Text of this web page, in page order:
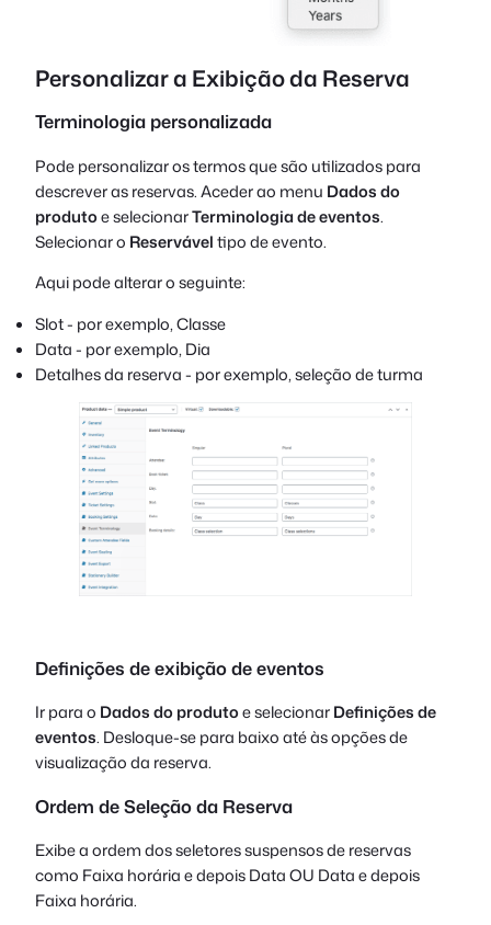
Personalizar a Exibição da Reserva
Terminologia personalizada
Pode personalizar os termos que são utilizados para
descrever as reservas. Aceder ao menu Dados do
produtoe selecionarTerminologia de eventos.
Selecionar o Reserváveltipo de evento.
Aqui pode alterar o seguinte:
Slot - por exemplo, Classe
Data - por exemplo, Dia
Detalhes da reserva - por exemplo, seleção de turma
Definições de exibição de eventos
Ir para o Dados do produtoe selecionarDefinições de
eventos. Desloque-se para baixo até às opções de
visualização da reserva.
Ordem de Seleção da Reserva
Exibe a ordem dos seletores suspensos de reservas
como Faixa horária e depois Data OU Data e depois
Faixa horária.